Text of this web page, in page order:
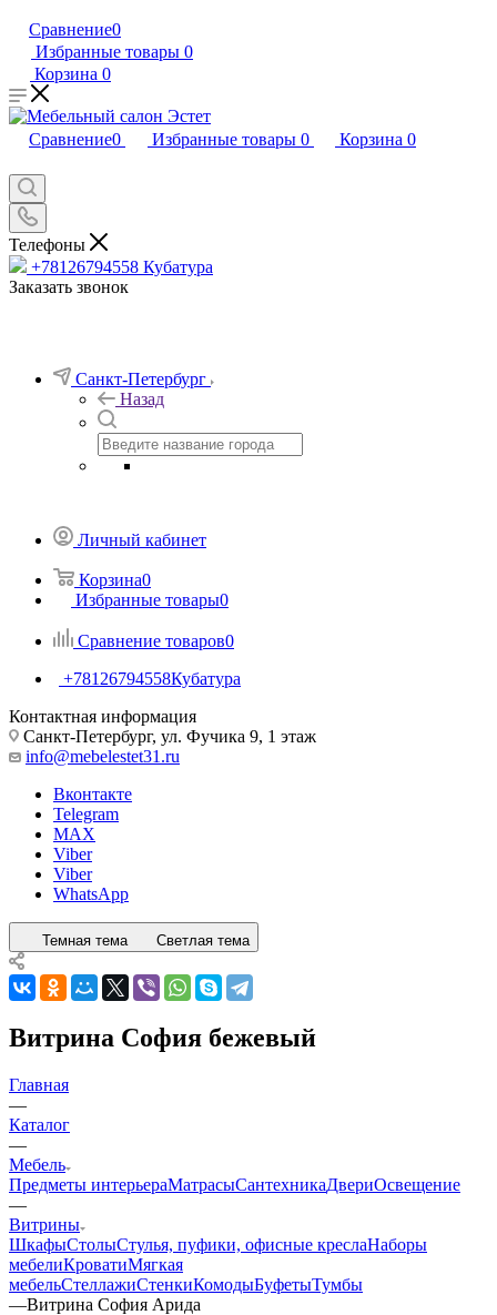
Сравнение0
Избранные товары 0
Корзина 0
Сравнение0 Избранные товары 0 Корзина 0
Телефоны
+78126794558 Кубатура
Заказать звонок
Санкт-Петербург
Назад
Личный кабинет
Корзина0
Избранные товары0
Сравнение товаров0
+78126794558Кубатура
Контактная информация
Санкт-Петербург, ул. Фучика 9, 1 этаж
info@mebelestet31.ru
Вконтакте
Telegram
MAX
Viber
Viber
WhatsApp
Темная тема Светлая тема
Витрина София бежевый
Главная
—
Каталог
—
Мебель
Предметы интерьераМатрасыСантехникаДвериОсвещение
—
Витрины
ШкафыСтолыСтулья, пуфики, офисные креслаНаборы
мебелиКроватиМягкая
мебельСтеллажиСтенкиКомодыБуфетыТумбы
—Витрина София Арида